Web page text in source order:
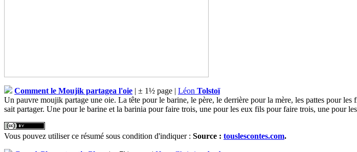
Comment le Moujik partagea l'oie | ± 1½ page | Léon Tolstoï
Un pauvre moujik partage une oie. La tête pour le barine, le père, le derrière pour la mère, les pattes pour
sait partager. Une pour le barine et la barinia pour faire trois, une pour les eux fils pour faire trois, une pour
Vous pouvez utiliser ce résumé sous condition d'indiquer : Source : touslescontes.com.